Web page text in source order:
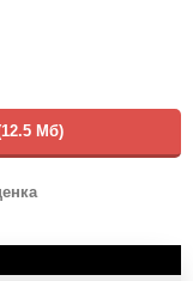
Мб)